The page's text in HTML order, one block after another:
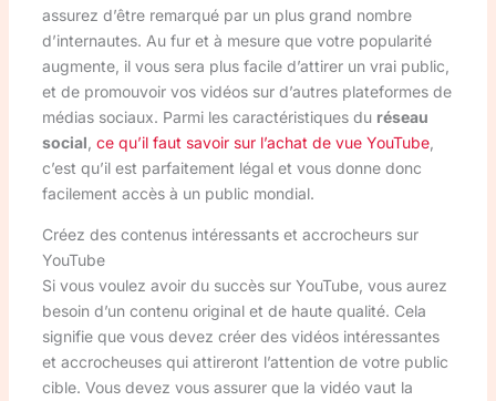
assurez d’être remarqué par un plus grand nombre
d’internautes. Au fur et à mesure que votre popularité
augmente, il vous sera plus facile d’attirer un vrai public,
et de promouvoir vos vidéos sur d’autres plateformes de
médias sociaux. Parmi les caractéristiques du réseau
social ce qu’il faut savoir sur l’achat de vue YouTube,
c’est qu’il est parfaitement légal et vous donne donc
facilement accès à un public mondial.
Créez des contenus intéressants et accrocheurs sur
YouTube
Si vous voulez avoir du succès sur YouTube, vous aurez
besoin d’un contenu original et de haute qualité. Cela
signifie que vous devez créer des vidéos intéressantes
et accrocheuses qui attireront l’attention de votre public
cible. Vous devez vous assurer que la vidéo vaut la